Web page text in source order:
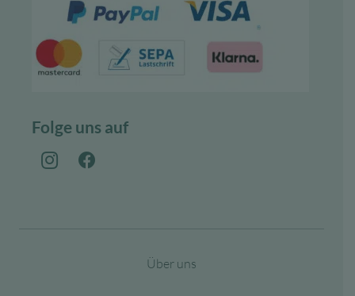
Folge uns auf
Über uns